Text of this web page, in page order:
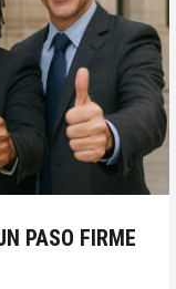
PASO FIRME